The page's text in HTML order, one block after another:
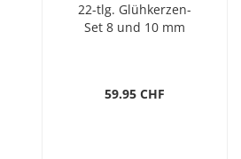
22-tlg. Glühkerzen-
Set 8 und 10 mm
59.95 CHF